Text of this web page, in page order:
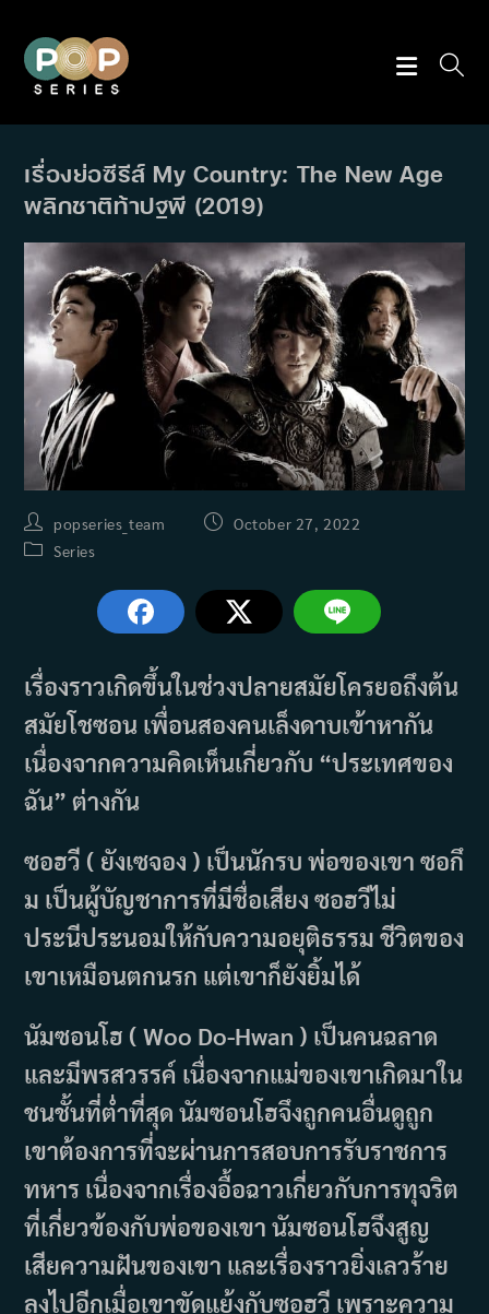
content
เรื่องย่อซีรีส์ My Country: The New Age
พลิกชาติท้าปฐพี (2019)
Post
author:
popseries_team
PostOctober 27, 2022
PostSeries
เรื่องราวเกิดขึ้นในช่วงปลายสมัยโครยอถึงต้น
สมัยโชซอน เพื่อนสองคนเล็งดาบเข้าหากัน
เนื่องจากความคิดเห็นเกี่ยวกับ “ประเทศของ
ฉัน” ต่างกัน
ซอฮวี ( ยังเซจอง ) เป็นนักรบ พ่อของเขา ซอกึ
ม เป็นผู้บัญชาการที่มีชื่อเสียง ซอฮวีไม่
ประนีประนอมให้กับความอยุติธรรม ชีวิตของ
เขาเหมือนตกนรก แต่เขาก็ยังยิ้มได้
นัมซอนโฮ ( Woo Do-Hwan ) เป็นคนฉลาด
และมีพรสวรรค์ เนื่องจากแม่ของเขาเกิดมาใน
ชนชั้นที่ต่ำที่สุด นัมซอนโฮจึงถูกคนอื่นดูถูก
เขาต้องการที่จะผ่านการสอบการรับราชการ
ทหาร เนื่องจากเรื่องอื้อฉาวเกี่ยวกับการทุจริต
ที่เกี่ยวข้องกับพ่อของเขา นัมซอนโฮจึงสูญ
เสียความฝันของเขา และเรื่องราวยิ่งเลวร้าย
ลงไปอีกเมื่อเขาขัดแย้งกับซอฮวี เพราะความ